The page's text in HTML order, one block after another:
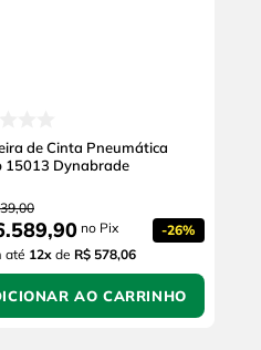
de Cinta Pneumática
15013 Dynabrade
,00
.589,90 no Pix -26%
até 12x de R$ 578,06
AO CARRINHO